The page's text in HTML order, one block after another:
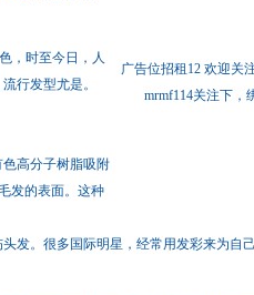
广告位招租12 欢迎关
mrmf114关注下，
，时至今日，人
行发型尤是。
高分子树脂吸附
发的表面。这种
发。很多国际明星，经常用发彩来为自己